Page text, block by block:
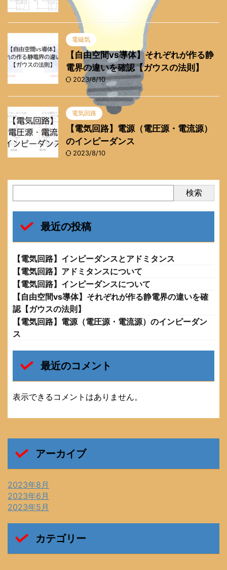
電磁気
【自由空間vs導体】それぞれが作る静
電界の違いを確認【ガウスの法則】
2023/8/10
電気回路
【電気回路】電源（電圧源・電流源）
のインピーダンス
2023/8/10
検索
最近の投稿
【電気回路】インピーダンスとアドミタンス
【電気回路】アドミタンスについて
【電気回路】インピーダンスについて
【自由空間vs導体】それぞれが作る静電界の違いを確
認【ガウスの法則】
【電気回路】電源（電圧源・電流源）のインピーダン
ス
最近のコメント
表示できるコメントはありません。
アーカイブ
2023年8月
2023年6月
2023年5月
カテゴリー